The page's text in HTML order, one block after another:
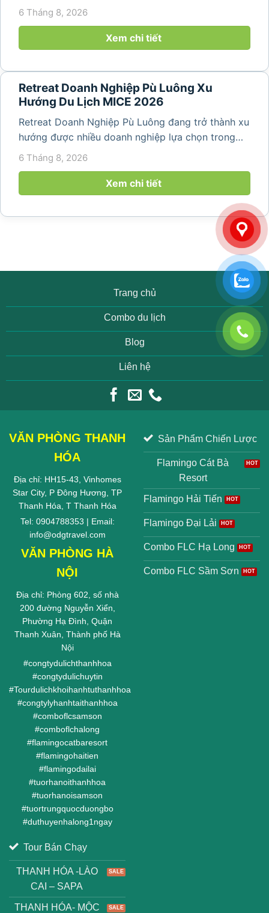
hợp giữa nghỉ ngơi, tái tạo năng lượng và xây
lịch đơn thuần, nhiều công ty...
6 Tháng 8, 2026
Xem chi tiết
Retreat Doanh Nghiệp Pù Luông Xu
Hướng Du Lịch MICE 2026
Retreat Doanh Nghiệp Pù Luông đang trở thành xu
hướng được nhiều doanh nghiệp lựa chọn trong
năm 2026 khi nhu cầu kết hợp nghỉ dưỡng, hội
họp và gắn kết đội ngũ ngày càng tăng. Không chỉ
mang đến khoảng thời gian thư giãn...
6 Tháng 8, 2026
Xem chi tiết
Trang chủ
Combo du lịch
Blog
Liên hệ
VĂN PHÒNG THANH
HÓA
Địa chỉ: HH15-43, Vinhomes
Star City, P Đông Hương, TP
Thanh Hóa, T Thanh Hóa
Tel: 0904788353 | Email:
info@odgtravel.com
VĂN PHÒNG HÀ
NỘI
Địa chỉ: Phòng 602, số nhà
200 đường Nguyễn Xiển,
Phường Hạ Đình, Quận
Thanh Xuân, Thành phố Hà
Nội
#congtydulichthanhhoa
#congtydulichuytin
#Tourdulichkhoihanhtuthanhhoa
#congtylyhanhtaithanhhoa
#comboflcsamson
#comboflchalong
#flamingocatbaresort
#flamingohaitien
#flamingodailai
#tuorhanoithanhhoa
#tuorhanoisamson
#tuortrungquocduongbo
#duthuyenhalong1ngay
Sản Phẩm Chiến Lược
Flamingo Cát Bà
Resort
Flamingo Hải Tiến
Flamingo Đại Lải
Combo FLC Hạ Long
Combo FLC Sầm Sơn
Tour Bán Chạy
THANH HÓA -LÀO
CAI – SAPA
THANH HÓA- MỘC